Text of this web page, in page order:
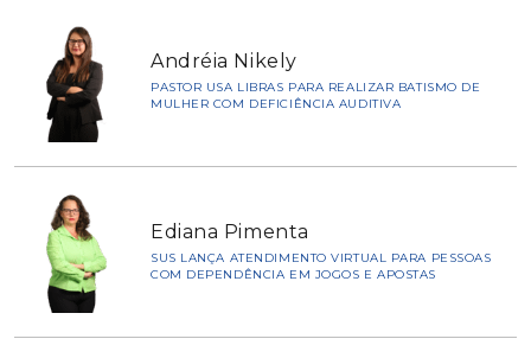
Andréia Nikely
PASTOR USA LIBRAS PARA REALIZAR BATISMO DE
MULHER COM DEFICIÊNCIA AUDITIVA
Ediana Pimenta
SUS LANÇA ATENDIMENTO VIRTUAL PARA PESSOAS
COM DEPENDÊNCIA EM JOGOS E APOSTAS